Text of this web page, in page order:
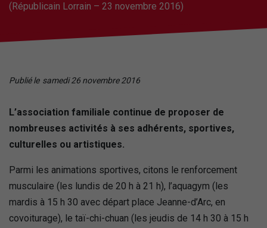
(Républicain Lorrain – 23 novembre 2016)
Publié le samedi 26 novembre 2016
L’association familiale continue de proposer de
nombreuses activités à ses adhérents, sportives,
culturelles ou artistiques.
Parmi les animations sportives, citons le renforcement
musculaire (les lundis de 20 h à 21 h), l’aquagym (les
mardis à 15 h 30 avec départ place Jeanne-d’Arc, en
covoiturage), le taï-chi-chuan (les jeudis de 14 h 30 à 15 h